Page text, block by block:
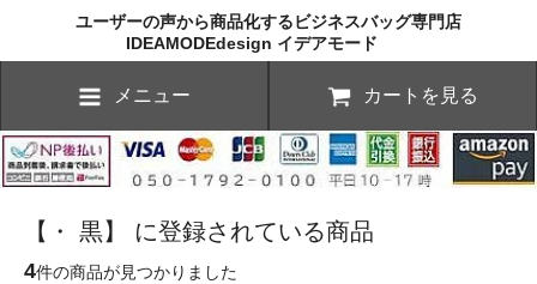
ユーザーの声から商品化するビジネスバッグ専門店
IDEAMODEdesign イデアモード
メニュー カートを見る
【・ 黒】 に登録されている商品
4件の商品が見つかりました